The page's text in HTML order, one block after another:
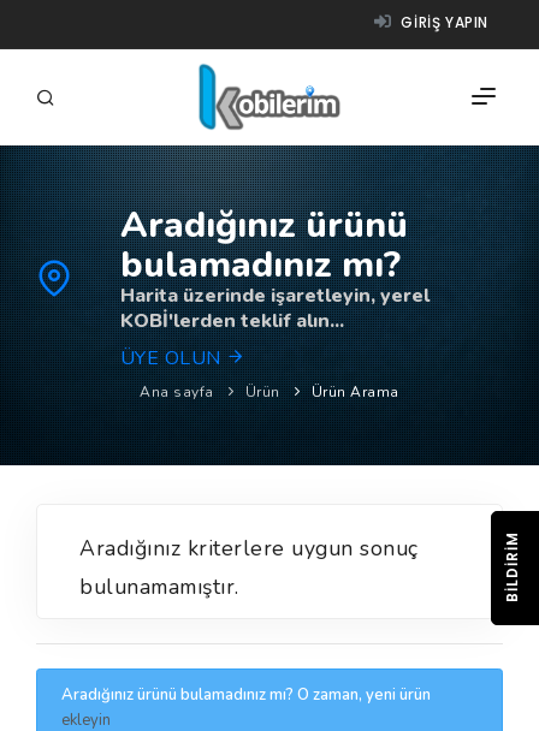
GIRIŞ YAPIN
FIRMALAR
ÜRÜNLER
NASIL ÇALIŞIR?
YARDIM
Aradığınız ürünü
bulamadınız mı?
Harita üzerinde işaretleyin, yerel
KOBİ'lerden teklif alın...
ÜYE OLUN
Ana sayfa Ürün Ürün Arama
Aradığınız kriterlere uygun sonuç
bulunamamıştır.
Aradığınız ürünü bulamadınız mı? O zaman, yeni ürün
ekleyin
BILDIRIM